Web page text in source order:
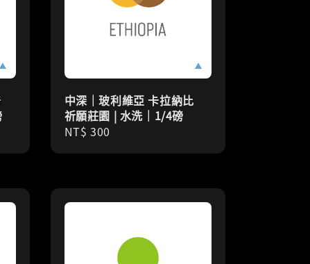
中深｜玻利維亞 卡拉納比
祈願莊園 | 水洗｜1/4磅
Regular
NT$ 300